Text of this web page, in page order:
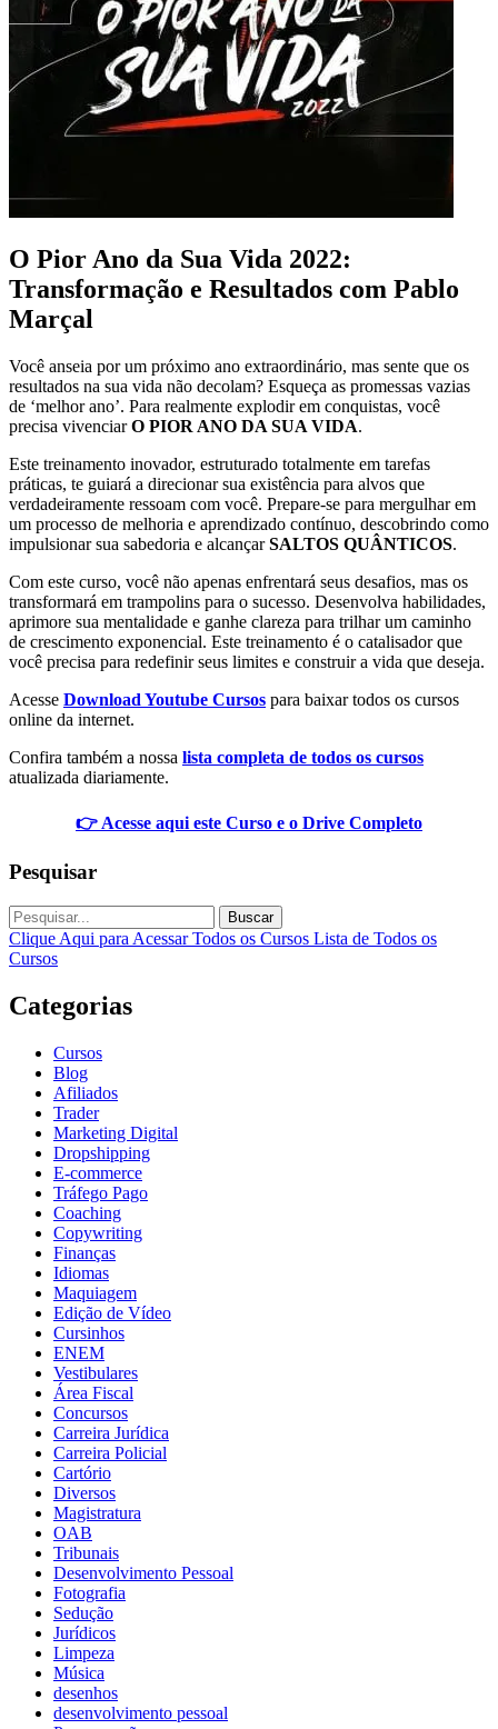
O Pior Ano da Sua Vida 2022:
Transformação e Resultados com Pablo
Marçal
Você anseia por um próximo ano extraordinário, mas sente que os
resultados na sua vida não decolam? Esqueça as promessas vazias
de ‘melhor ano’. Para realmente explodir em conquistas, você
precisa vivenciarO PIOR ANO DA SUA VIDA.
Este treinamento inovador, estruturado totalmente em tarefas
práticas, te guiará a direcionar sua existência para alvos que
verdadeiramente ressoam com você. Prepare-se para mergulhar em
um processo de melhoria e aprendizado contínuo, descobrindo como
impulsionar sua sabedoria e alcançarSALTOS QUÂNTICOS.
Com este curso, você não apenas enfrentará seus desafios, mas os
transformará em trampolins para o sucesso. Desenvolva habilidades,
aprimore sua mentalidade e ganhe clareza para trilhar um caminho
de crescimento exponencial. Este treinamento é o catalisador que
você precisa para redefinir seus limites e construir a vida que deseja.
Acesse Download Youtube Cursos para baixar todos os cursos
online da internet.
Confira também a nossa lista completa de todos os cursos
atualizada diariamente.
👉 Acesse aqui este Curso e o Drive Completo
Pesquisar
Buscar
Clique Aqui para Acessar Todos os Cursos Lista de Todos os
Cursos
Categorias
Cursos
Blog
Afiliados
Trader
Marketing Digital
Dropshipping
E-commerce
Tráfego Pago
Coaching
Copywriting
Finanças
Idiomas
Maquiagem
Edição de Vídeo
Cursinhos
ENEM
Vestibulares
Área Fiscal
Concursos
Carreira Jurídica
Carreira Policial
Cartório
Diversos
Magistratura
OAB
Tribunais
Desenvolvimento Pessoal
Fotografia
Sedução
Jurídicos
Limpeza
Música
desenhos
desenvolvimento pessoal